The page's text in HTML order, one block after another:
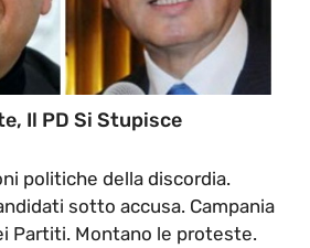
Il PD Si Stupisce
politiche della discordia.
sotto accusa. Campania
Partiti. Montano le proteste.